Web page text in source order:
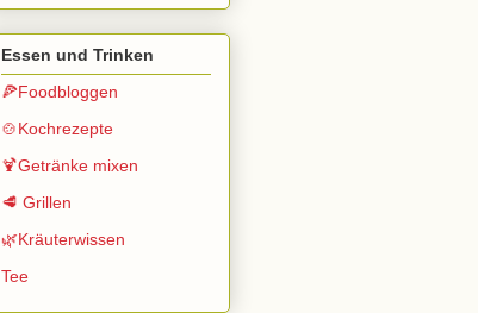
Essen und Trinken
🍕Foodbloggen
🍲Kochrezepte
🍹Getränke mixen
🥩 Grillen
🌿Kräuterwissen
Tee